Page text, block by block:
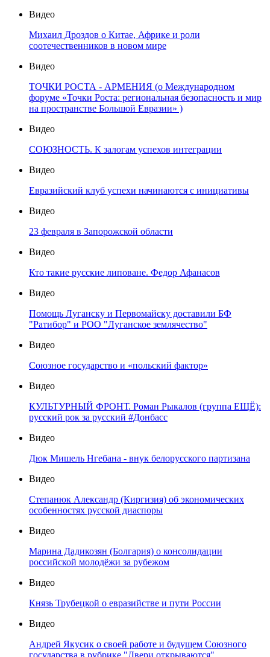
Видео
Михаил Дроздов о Китае, Африке и роли
соотечественников в новом мире
Видео
ТОЧКИ РОСТА - АРМЕНИЯ (о Международном
форуме «Точки Роста: региональная безопасность и мир
на пространстве Большой Евразии» )
Видео
СОЮЗНОСТЬ. К залогам успехов интеграции
Видео
Евразийский клуб успехи начинаются с инициативы
Видео
23 февраля в Запорожской области
Видео
Кто такие русские липоване. Федор Афанасов
Видео
Помощь Луганску и Первомайску доставили БФ
"Ратибор" и РОО "Луганское землячество"
Видео
Союзное государство и «польский фактор»
Видео
КУЛЬТУРНЫЙ ФРОНТ. Роман Рыкалов (группа ЕЩЁ):
русский рок за русский #Донбасс
Видео
Дюк Мишель Нгебана - внук белорусского партизана
Видео
Степанюк Александр (Киргизия) об экономических
особенностях русской диаспоры
Видео
Марина Дадикозян (Болгария) о консолидации
российской молодёжи за рубежом
Видео
Князь Трубецкой о евразийстве и пути России
Видео
Андрей Якусик о своей работе и будущем Союзного